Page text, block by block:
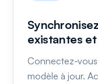
existantes
Connectez-
modèle à jour.